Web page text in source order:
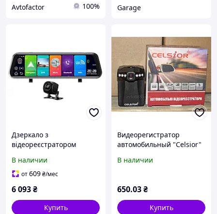
Avtofactor 100% Garage
Дзеркало з
відеореєстратором
В наличии
от609₴/мес
6 093₴
Купить
Видеорегистратор
автомобильный "Celsior"
диодов экран 270°
В наличии
650.03₴
Купить